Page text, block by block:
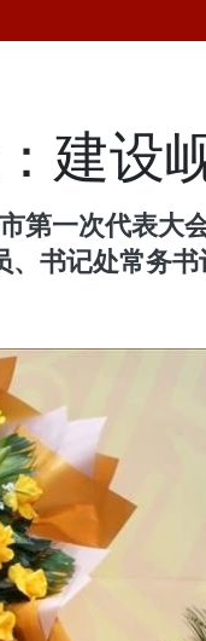
建设
第一次代表大
书记处常务